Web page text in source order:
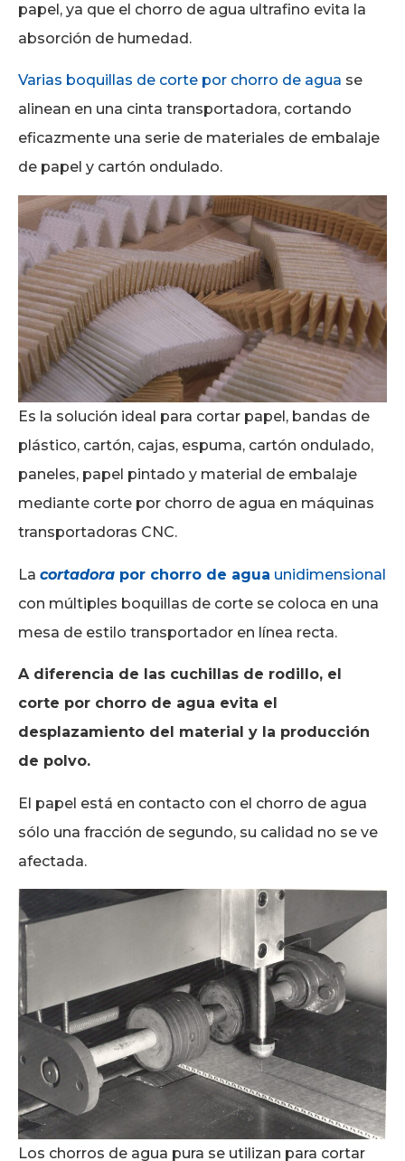
papel, ya que el chorro de agua ultrafino evita la
absorción de humedad.
Varias boquillas de corte por chorro de agua se
alinean en una cinta transportadora, cortando
eficazmente una serie de materiales de embalaje
de papel y cartón ondulado.
Es la solución ideal para cortar papel, bandas de
plástico, cartón, cajas, espuma, cartón ondulado,
paneles, papel pintado y material de embalaje
mediante corte por chorro de agua en máquinas
transportadoras CNC.
La cortadora por chorro de agua unidimensional
con múltiples boquillas de corte se coloca en una
mesa de estilo transportador en línea recta.
A diferencia de las cuchillas de rodillo, el
corte por chorro de agua evita el
desplazamiento del material y la producción
de polvo.
El papel está en contacto con el chorro de agua
sólo una fracción de segundo, su calidad no se ve
afectada.
Los chorros de agua pura se utilizan para cortar